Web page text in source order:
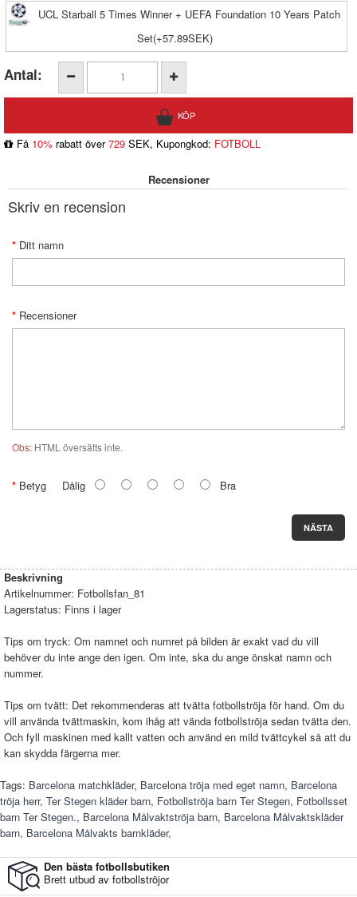
UCL Starball 5 Times Winner + UEFA Foundation 10 Years Patch
Set(+57.89SEK)
Antal:
Få 10% rabatt över729 SEK, Kupongkod: FOTBOLL
Recensioner
Skriv en recension
Ditt namn
Recensioner
Obs: HTML översätts inte.
Betyg Dålig Bra
NÄSTA
Beskrivning
Artikelnummer: Fotbollsfan_81
Lagerstatus: Finns i lager
Tips om tryck: Om namnet och numret på bilden är exakt vad du vill
behöver du inte ange den igen. Om inte, ska du ange önskat namn och
nummer.
Tips om tvätt: Det rekommenderas att tvätta fotbollströja för hand. Om du
vill använda tvättmaskin, kom ihåg att vända fotbollströja sedan tvätta den.
Och fyll maskinen med kallt vatten och använd en mild tvättcykel så att du
kan skydda färgerna mer.
Tags: Barcelona matchkläder, Barcelona tröja med eget namn, Barcelona
tröja herr, Ter Stegen kläder barn, Fotbollströja barn Ter Stegen, Fotbollsset
barn Ter Stegen., Barcelona Målvaktströja barn, Barcelona Målvaktskläder
barn, Barcelona Målvakts barnkläder,
Den bästa fotbollsbutiken
Brett utbud av fotbollströjor